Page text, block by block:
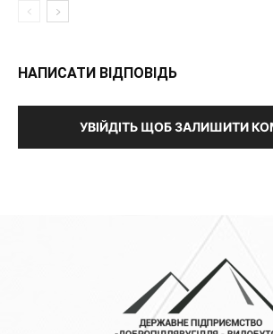
НАПИСАТИ ВІДПОВІДЬ
УВІЙДІТЬ ЩОБ ЗАЛИШИТИ